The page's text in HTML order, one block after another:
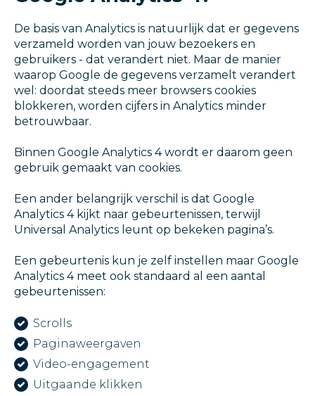
De basis van Analytics is natuurlijk dat er gegevens
verzameld worden van jouw bezoekers en
gebruikers - dat verandert niet. Maar de manier
waarop Google de gegevens verzamelt verandert
wel: doordat steeds meer browsers cookies
blokkeren, worden cijfers in Analytics minder
betrouwbaar.
Binnen Google Analytics 4 wordt er daarom geen
gebruik gemaakt van cookies.
Een ander belangrijk verschil is dat Google
Analytics 4 kijkt naar gebeurtenissen, terwijl
Universal Analytics leunt op bekeken pagina’s.
Een gebeurtenis kun je zelf instellen maar Google
Analytics 4 meet ook standaard al een aantal
gebeurtenissen:
Scrolls
Paginaweergaven
Video-engagement
Uitgaande klikken